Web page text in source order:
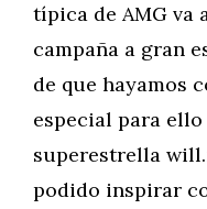
típica de AMG va
campaña a gran
de que hayamos
especial para
superestrella
podido inspirar